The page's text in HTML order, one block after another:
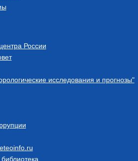
России
исследования и прогнозы"